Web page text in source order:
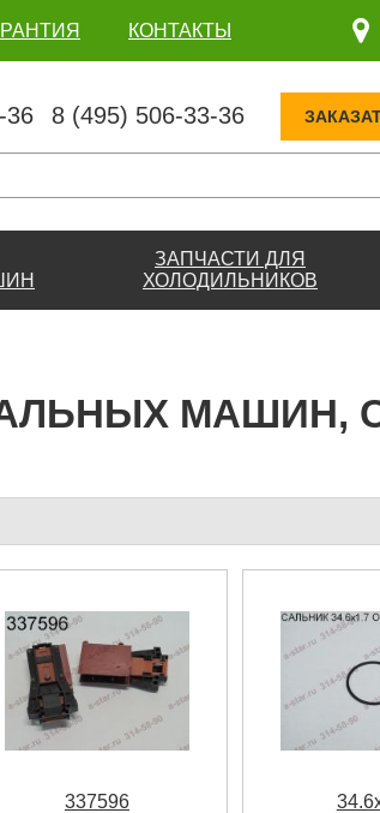
КОНТАКТЫ
36 8 (495) 506-33-36
ЗАПЧАСТИ ДЛЯ
ХОЛОДИЛЬНИКОВ
МАШИН,
337596